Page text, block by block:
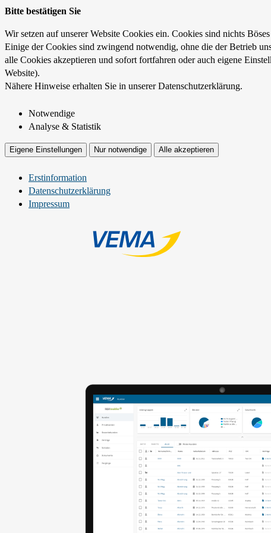
Bitte bestätigen Sie
Wir setzen auf unserer Website Cookies ein. Cookies sind nichts
Einige der Cookies sind zwingend notwendig, ohne die der Betrieb
alle Cookies akzeptieren und sofort fortfahren oder auch eigene
Website).
Nähere Hinweise erhalten Sie in unserer Datenschutzerklärung.
Notwendige
Analyse & Statistik
Eigene Einstellungen Nur notwendige Alle akzeptieren
Erstinformation
Datenschutzerklärung
Impressum